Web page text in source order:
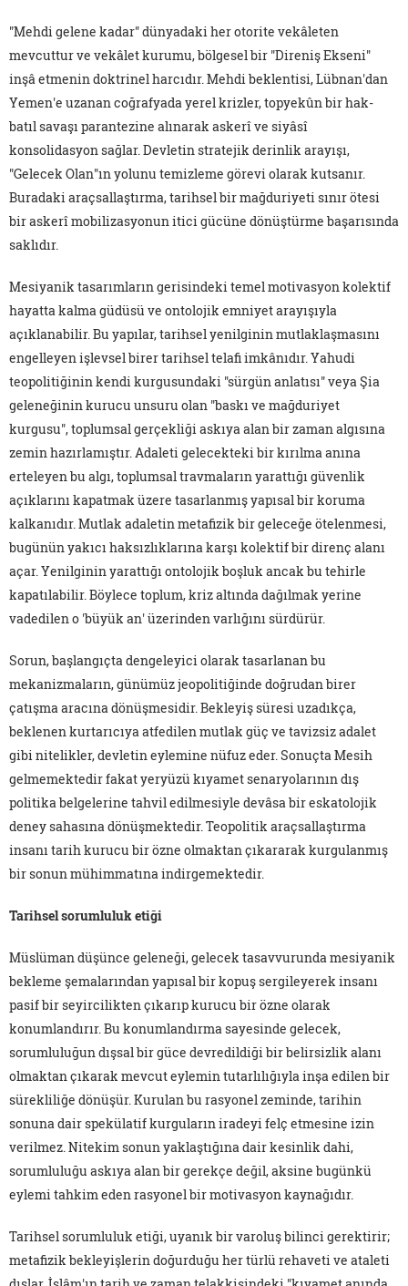
"Mehdi gelene kadar" dünyadaki her otorite vekâleten
mevcuttur ve vekâlet kurumu, bölgesel bir "Direniş Ekseni"
inşâ etmenin doktrinel harcıdır. Mehdi beklentisi, Lübnan'dan
Yemen'e uzanan coğrafyada yerel krizler, topyekûn bir hak-
batıl savaşı parantezine alınarak askerî ve siyâsî
konsolidasyon sağlar. Devletin stratejik derinlik arayışı,
"Gelecek Olan"ın yolunu temizleme görevi olarak kutsanır.
Buradaki araçsallaştırma, tarihsel bir mağduriyeti sınır ötesi
bir askerî mobilizasyonun itici gücüne dönüştürme başarısında
saklıdır.
Mesiyanik tasarımların gerisindeki temel motivasyon kolektif
hayatta kalma güdüsü ve ontolojik emniyet arayışıyla
açıklanabilir. Bu yapılar, tarihsel yenilginin mutlaklaşmasını
engelleyen işlevsel birer tarihsel telafi imkânıdır. Yahudi
teopolitiğinin kendi kurgusundaki "sürgün anlatısı" veya Şia
geleneğinin kurucu unsuru olan "baskı ve mağduriyet
kurgusu", toplumsal gerçekliği askıya alan bir zaman algısına
zemin hazırlamıştır. Adaleti gelecekteki bir kırılma anına
erteleyen bu algı, toplumsal travmaların yarattığı güvenlik
açıklarını kapatmak üzere tasarlanmış yapısal bir koruma
kalkanıdır. Mutlak adaletin metafizik bir geleceğe ötelenmesi,
bugünün yakıcı haksızlıklarına karşı kolektif bir direnç alanı
açar. Yenilginin yarattığı ontolojik boşluk ancak bu tehirle
kapatılabilir. Böylece toplum, kriz altında dağılmak yerine
vadedilen o 'büyük an' üzerinden varlığını sürdürür.
Sorun, başlangıçta dengeleyici olarak tasarlanan bu
mekanizmaların, günümüz jeopolitiğinde doğrudan birer
çatışma aracına dönüşmesidir. Bekleyiş süresi uzadıkça,
beklenen kurtarıcıya atfedilen mutlak güç ve tavizsiz adalet
gibi nitelikler, devletin eylemine nüfuz eder. Sonuçta Mesih
gelmemektedir fakat yeryüzü kıyamet senaryolarının dış
politika belgelerine tahvil edilmesiyle devâsa bir eskatolojik
deney sahasına dönüşmektedir. Teopolitik araçsallaştırma
insanı tarih kurucu bir özne olmaktan çıkararak kurgulanmış
bir sonun mühimmatına indirgemektedir.
Tarihsel sorumluluk etiği
Müslüman düşünce geleneği, gelecek tasavvurunda mesiyanik
bekleme şemalarından yapısal bir kopuş sergileyerek insanı
pasif bir seyircilikten çıkarıp kurucu bir özne olarak
konumlandırır. Bu konumlandırma sayesinde gelecek,
sorumluluğun dışsal bir güce devredildiği bir belirsizlik alanı
olmaktan çıkarak mevcut eylemin tutarlılığıyla inşa edilen bir
sürekliliğe dönüşür. Kurulan bu rasyonel zeminde, tarihin
sonuna dair spekülatif kurguların iradeyi felç etmesine izin
verilmez. Nitekim sonun yaklaştığına dair kesinlik dahi,
sorumluluğu askıya alan bir gerekçe değil, aksine bugünkü
eylemi tahkim eden rasyonel bir motivasyon kaynağıdır.
Tarihsel sorumluluk etiği, uyanık bir varoluş bilinci gerektirir;
metafizik bekleyişlerin doğurduğu her türlü rehaveti ve ataleti